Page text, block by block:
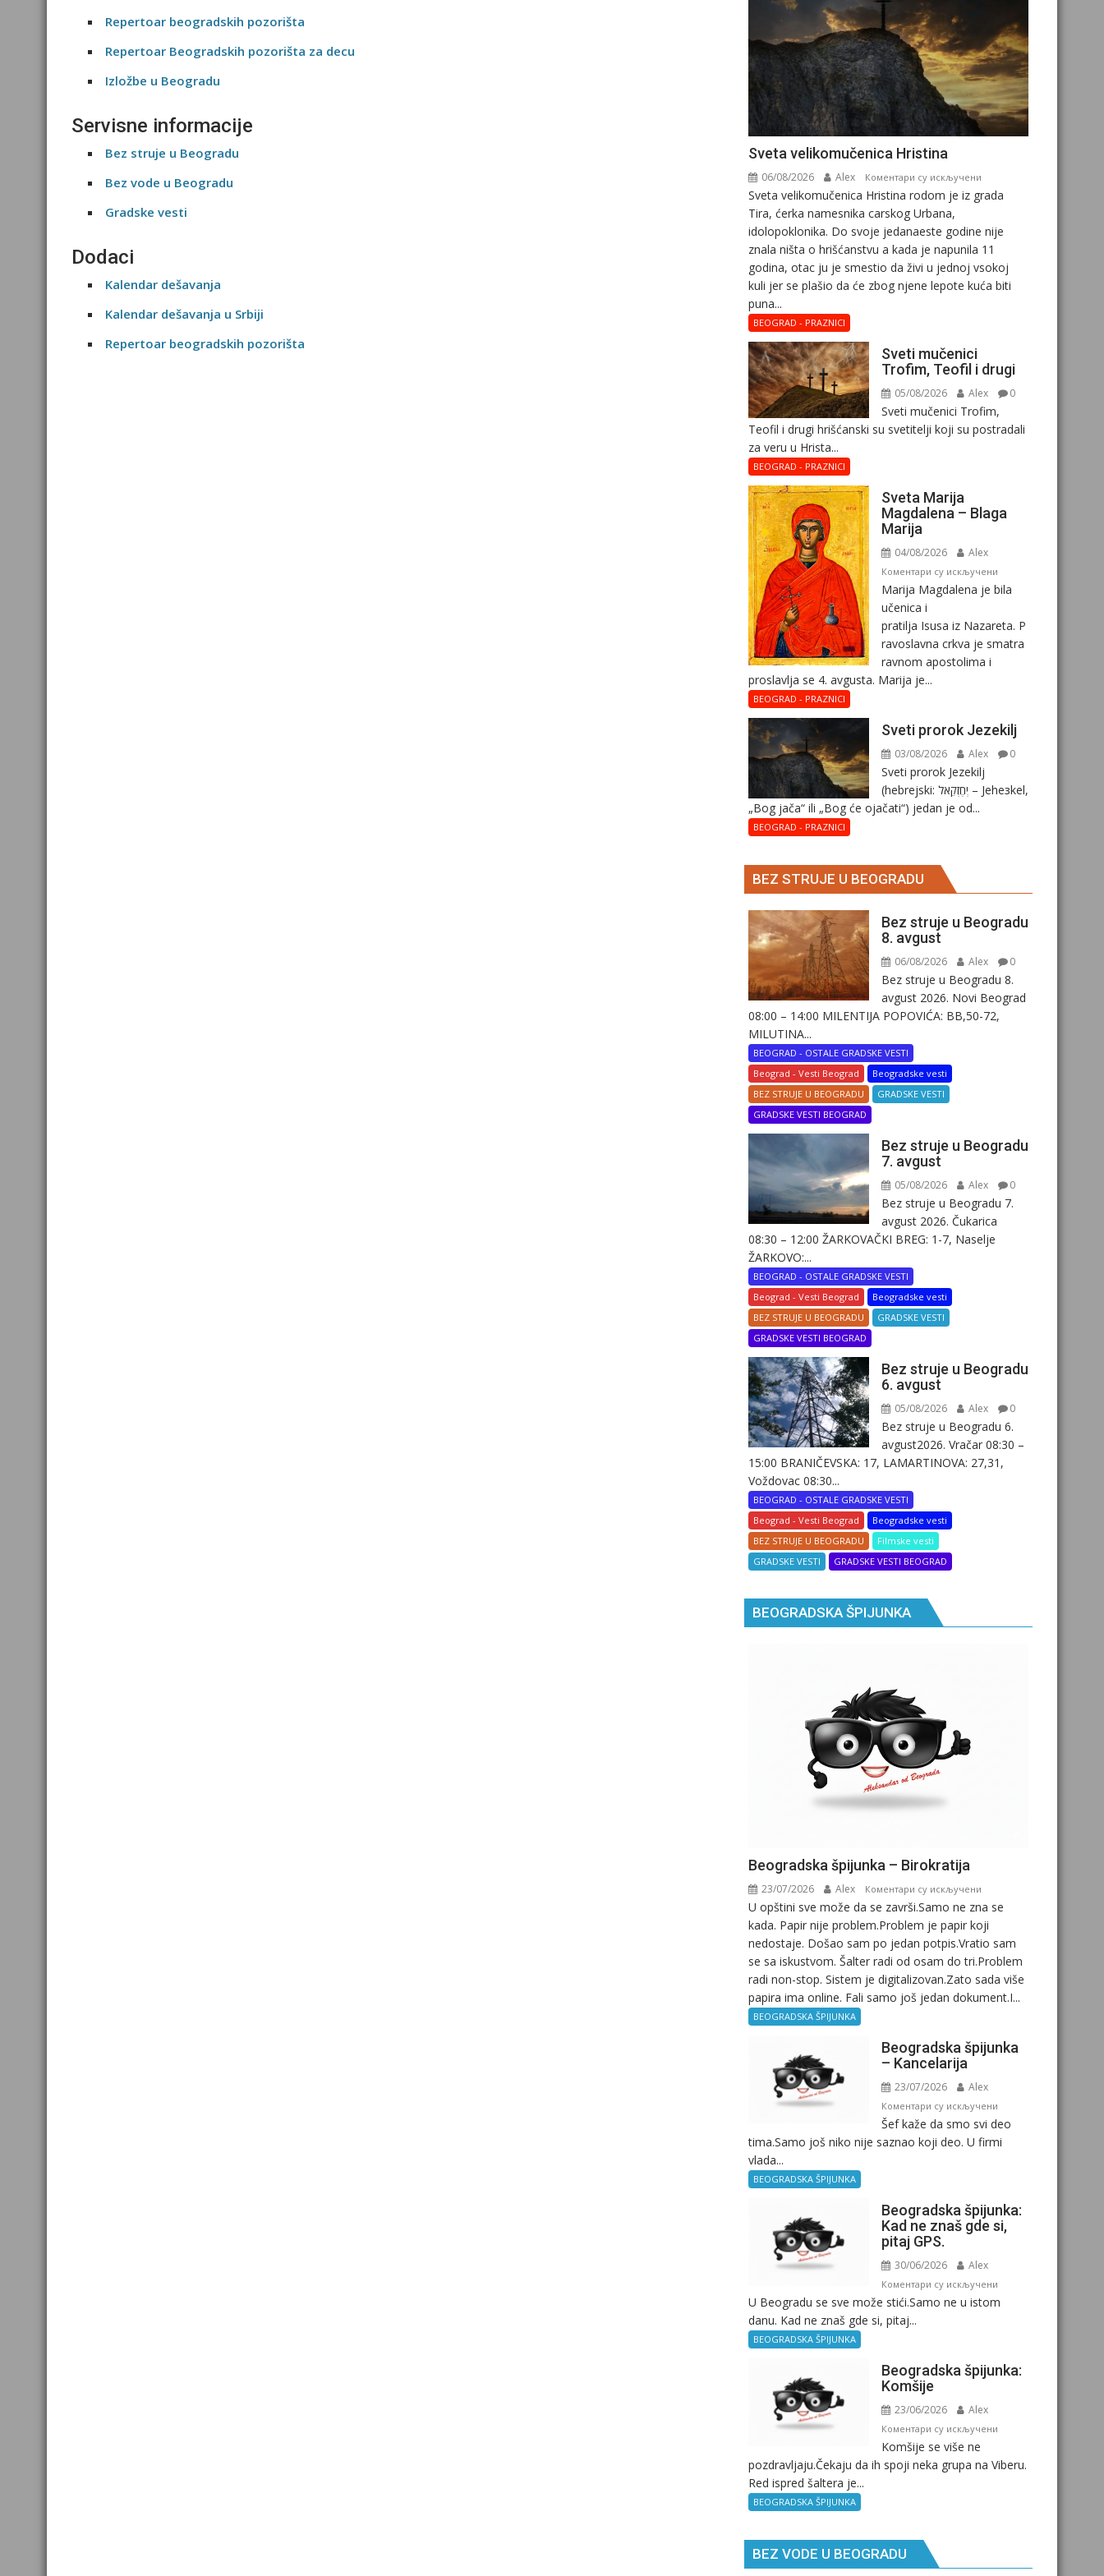
Repertoar beogradskih pozorišta
Repertoar Beogradskih pozorišta za decu
Izložbe u Beogradu
Servisne informacije
Bez struje u Beogradu
Bez vode u Beogradu
Gradske vesti
Dodaci
Kalendar dešavanja
Kalendar dešavanja u Srbiji
Repertoar beogradskih pozorišta
Svеta vеlikоmučеnica Hristina
06/08/2026 Alex Коментари су искључени
Svеta
Hristina
Svеta vеlikоmučеnica Hristina rodom je iz grada
Tira, ćerka namesnika carskog Urbana,
idolopoklonika. Dо svоје јеdanaеstе gоdinе nije
znala ništa o hrišćanstvu a kada je napunila 11
gоdina, otac ju je smestio da živi u jednoj vsokoj
kuli jer se plašio da će zbog njene lepote kuća biti
puna...
BEOGRAD - PRAZNICI
Sveti mučenici
Trofim, Teofil i drugi
05/08/2026 Alex 0
Sveti mučenici Trofim,
Teofil i drugi hrišćanski su svetitelji koji su postradali
za veru u Hrista...
BEOGRAD - PRAZNICI
Sveta Marija
Magdalena – Blaga
Marija
04/08/2026 Alex
Коментари су искљученина
Sveta
Magdalena
–
Marija Magdalena je bila
učenica i
pratilja Isusa iz Nazareta. P
ravoslavna crkva je smatra
ravnom apostolima i
proslavlja se 4. avgusta. Marija je...
BEOGRAD - PRAZNICI
Sveti prorok Jezekilj
03/08/2026 Alex 0
Sveti prorok Jezekilj
(hebrejski: יְחֶזְקֵאל – Jehезkel,
„Bog jača“ ili „Bog će ojačati“) jedan je od...
BEOGRAD - PRAZNICI
BEZ STRUJE U BEOGRADU
Bez struje u Beogradu
8. avgust
06/08/2026 Alex 0
Bez struje u Beogradu 8.
avgust 2026. Novi Beograd
08:00 – 14:00 MILENTIJA POPOVIĆA: BB,50-72,
MILUTINA...
BEOGRAD - OSTALE GRADSKE VESTI
Beograd - Vesti Beograd
Beogradske vesti
BEZ STRUJE U BEOGRADU
GRADSKE VESTI
GRADSKE VESTI BEOGRAD
Bez struje u Beogradu
7. avgust
05/08/2026 Alex 0
Bez struje u Beogradu 7.
avgust 2026. Čukarica
08:30 – 12:00 ŽARKOVAČKI BREG: 1-7, Naselje
ŽARKOVO:...
BEOGRAD - OSTALE GRADSKE VESTI
Beograd - Vesti Beograd
Beogradske vesti
BEZ STRUJE U BEOGRADU
GRADSKE VESTI
GRADSKE VESTI BEOGRAD
Bez struje u Beogradu
6. avgust
05/08/2026 Alex 0
Bez struje u Beogradu 6.
avgust2026. Vračar 08:30 –
15:00 BRANIČEVSKA: 17, LAMARTINOVA: 27,31,
Voždovac 08:30...
BEOGRAD - OSTALE GRADSKE VESTI
Beograd - Vesti Beograd
Beogradske vesti
BEZ STRUJE U BEOGRADU
Filmske vesti
GRADSKE VESTI
GRADSKE VESTI BEOGRAD
BEOGRADSKA ŠPIJUNKA
Beogradska špijunka – Birokratija
23/07/2026 Alex Коментари су искључени
Beogradska
špijunka
–
Birokratija
U opštini sve može da se završi.Samo ne zna se
kada. Papir nije problem.Problem je papir koji
nedostaje. Došao sam po jedan potpis.Vratio sam
se sa iskustvom. Šalter radi od osam do tri.Problem
radi non-stop. Sistem je digitalizovan.Zato sada više
papira ima online. Fali samo još jedan dokument.I...
BEOGRADSKA ŠPIJUNKA
Beogradska špijunka
– Kancelarija
23/07/2026 Alex
Коментари су искљученина
Beogradska
špijunka
Šef kaže da smo svi deo
tima.Samo još niko nije saznao koji deo. U firmi
vlada...
BEOGRADSKA ŠPIJUNKA
Beogradska špijunka:
Kad ne znaš gde si,
pitaj GPS.
30/06/2026 Alex
Коментари су искљученина
Beogradska
znaš
pitaj
U Beogradu se sve može stići.Samo ne u istom
danu. Kad ne znaš gde si, pitaj...
BEOGRADSKA ŠPIJUNKA
Beogradska špijunka:
Komšije
23/06/2026 Alex
Коментари су искљученина
špijunka:
Komšije se više ne
pozdravljaju.Čekaju da ih spoji neka grupa na Viberu.
Red ispred šaltera je...
BEOGRADSKA ŠPIJUNKA
BEZ VODE U BEOGRADU